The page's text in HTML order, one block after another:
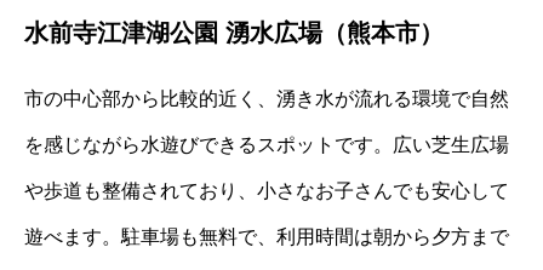
水前寺江津湖公園 湧水広場（熊本市）
市の中心部から比較的近く、湧き水が流れる環境で自然
を感じながら水遊びできるスポットです。広い芝生広場
や歩道も整備されており、小さなお子さんでも安心して
遊べます。駐車場も無料で、利用時間は朝から夕方まで